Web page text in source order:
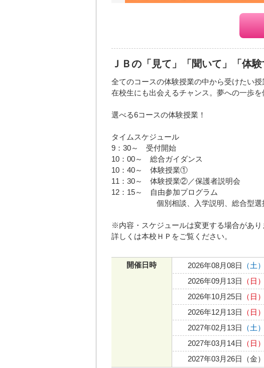
ＪＢの「見て」「聞いて」「体
全てのコースの体験授業の中から受けたい
在校生にも出会えるチャンス。夢への一歩を
選べる6コースの体験授業！
タイムスケジュール
9：30～ 受付開始
10：00～ 総合ガイダンス
10：40～ 体験授業①
11：30～ 体験授業②／保護者説明会
12：15～ 自由参加プログラム
個別相談、入学説明、総合型選抜
※内容・スケジュールは変更する場合があり
詳しくは本校ＨＰをご覧ください。
開催日時 2026年08月08日 （土）
2026年09月13日
（日）
2026年10月25日
（日）
2026年12月13日
（日）
2027年02月13日
（土）
2027年03月14日
（日）
2027年03月26日（金）